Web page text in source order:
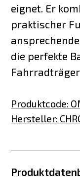
eignet. Er
praktischer
die perfekte
Produktcode:
Hersteller: